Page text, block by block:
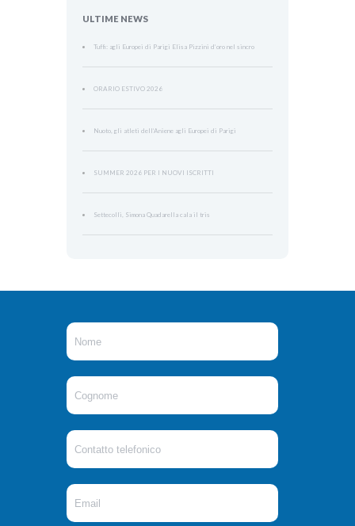
ULTIME NEWS
Tuffi: agli Europei di Parigi Elisa Pizzini d’oro nel sincro
ORARIO ESTIVO 2026
Nuoto, gli atleti dell’Aniene agli Europei di Parigi
SUMMER 2026 PER I NUOVI ISCRITTI
Settecolli, Simona Quadarella cala il tris